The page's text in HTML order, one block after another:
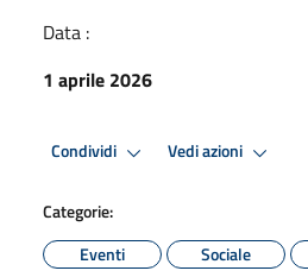
Data :
1 aprile 2026
Condividi Vedi azioni
Categorie:
Eventi
Sociale